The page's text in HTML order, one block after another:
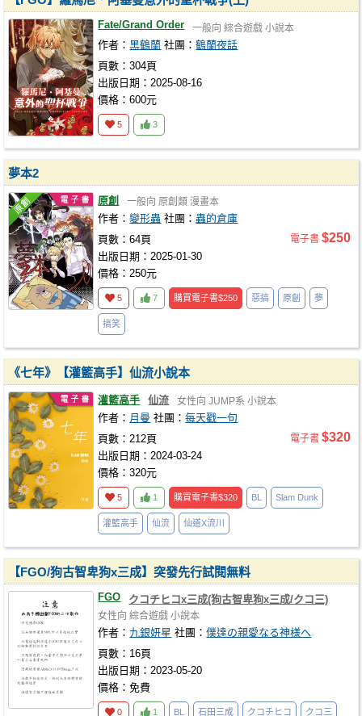
Fate/Grand Order 一般向 綜合遊戲 小說本
作者：黑鶴蘭 社團：鶴蘭夜話
頁數：304頁
出版日期：2025-08-16
價格：600元
5 3
夢本2
原創 一般向 原創類 漫畫本
作者：變形蟲 社團： 蟲的倉庫
頁數：64頁
出版日期：2025-01-30
價格：250元
電子書 $250
5 7 購買電子書$250 惡搞 原創 夢
搞笑
《七年》【灌籃高手】仙流小說本
灌籃高手 仙流 女性向 JUMP系 小說本
作者： 月曼 社團：每天戳一句
頁數：212頁
出版日期：2024-03-24
價格：320元
電子書 $320
5 1 購買電子書$320 BL Slam Dunk
灌籃高手 仙流 仙道X流川
【FGO/狗古智卑狗x三成】突發先行試閱無料
FGO クコチヒコx三成(狗古智卑狗x三成/クコ三)
女性向 綜合遊戲 小說本
作者： 九銀妍星 社團：僕達の親愛なる神様へ
頁數：16頁
出版日期：2023-05-20
價格：免費
0 1 BL 石田三成 クコチヒコ クコ三